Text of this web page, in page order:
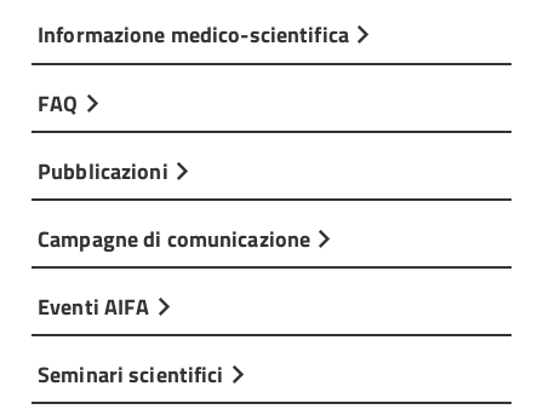
Informazione medico-scientifica
FAQ
Pubblicazioni
Campagne di comunicazione
Eventi AIFA
Seminari scientifici